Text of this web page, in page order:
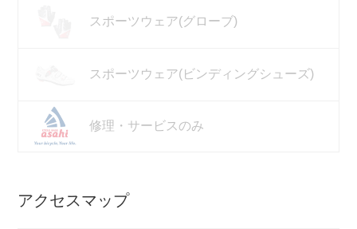
スポーツウェア(グローブ)
スポーツウェア(ビンディングシューズ)
修理・サービスのみ
アクセスマップ